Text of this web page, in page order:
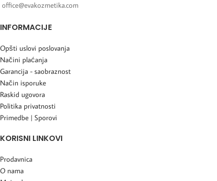
office@evakozmetika.com
INFORMACIJE
Opšti uslovi poslovanja
Načini plaćanja
Garancija - saobraznost
Način isporuke
Raskid ugovora
Politika privatnosti
Primedbe | Sporovi
KORISNI LINKOVI
Prodavnica
O nama